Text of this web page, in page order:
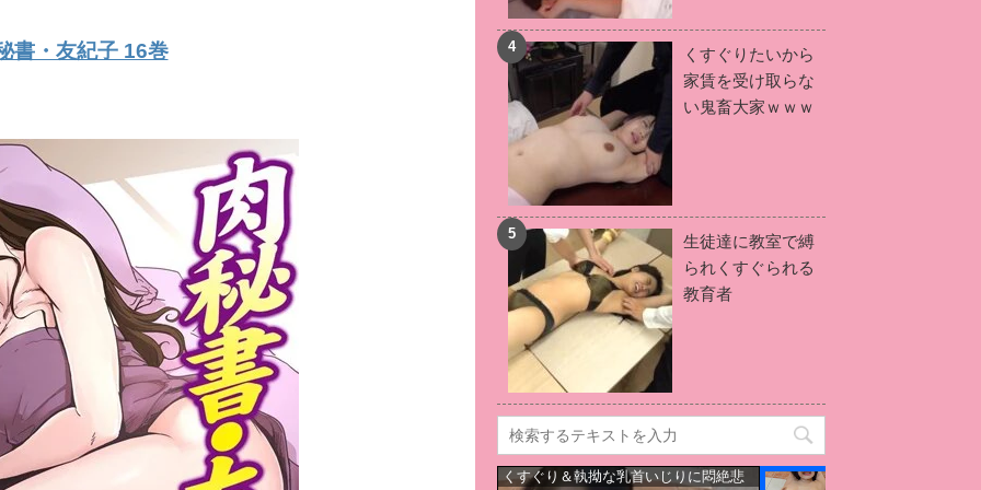
書・友紀子 16巻
辻井ほのか(2) 神宮寺ナオ(2)
星あめり(2) 来栖ケイト(2)
望月あやか(2) 吉根ゆりあ(2)
岬あずさ(2) 松本菜奈実
(2)
葵百合香
(2) 羽月希
皆月ひかる(2) 鈴木さとみ
松本いちか(2) 三苫うみ(2)
妃乃ひかり(1) 桐谷まつり(1)
小向美奈子(1) 五十嵐かな (1)
鶴田かな(1) 川村晴
若槻みづな
愛乃まほろ
KAORI
RION
雛菊つばさ(1) 星川麻紀(1)
谷原希美(1) 奏音かのん
愛華みれい(1) 星咲伶美(1)
くすぐりたいから
家賃を受け取らな
い鬼畜大家ｗｗｗ
生徒達に教室で縛
られくすぐられる
教育者